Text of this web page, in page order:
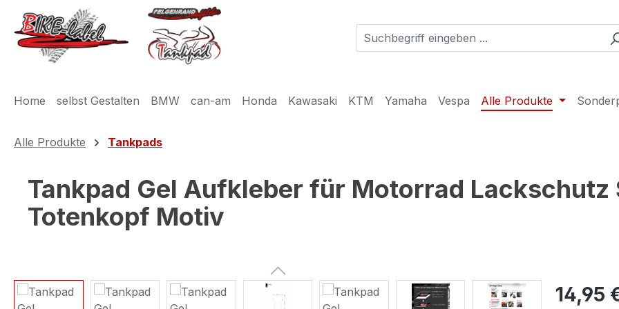
Hauptinhalt springen
Zur Suche springen
Zur Hauptnavigation springen
Home selbst Gestalten BMW can-am Honda Kawasaki KTM Yamaha Vespa Alle Produkte
Alle Produkte Tankpads
Tankpad Gel Aufkleber für Motorrad Lackschutz
Totenkopf Motiv
Bildergalerie überspringen 14,95